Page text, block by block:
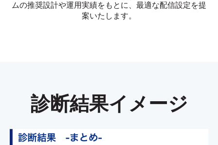
ムの推奨設計や運用実績をもとに、最適な配信設定を提
案いたします。
診断結果イメージ